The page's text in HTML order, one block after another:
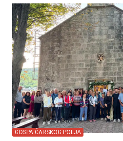
GOSPA ČARSKOG POLJA